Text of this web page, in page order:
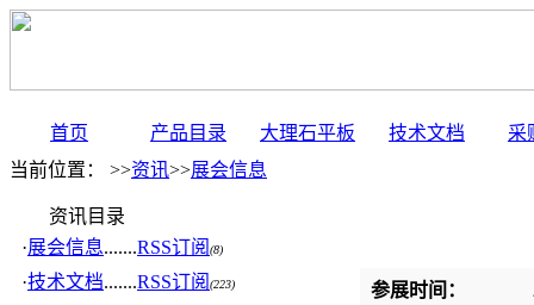
首页 产品目录 大理石平板 技术文档
采
当前位置： >>资讯>>展会信息
资讯目录
·展会信息.......RSS订阅 (8)
·技术文档.......RSS订阅 (223) 参展时间：